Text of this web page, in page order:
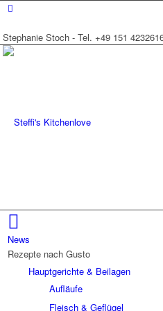
Stephanie Stoch - Tel. +49 151
News
Rezepte nach Gusto
Hauptgerichte & Beilagen
Aufläufe
Fleisch & Geflügel